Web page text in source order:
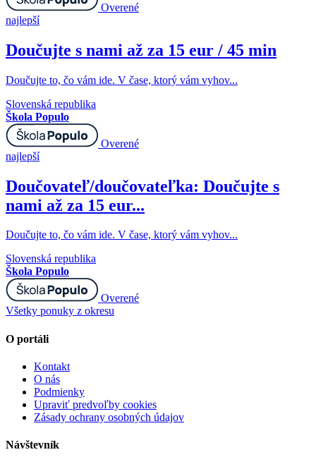
Overené
najlepší
Doučujte s nami až za 15 eur / 45 min
Doučujte to, čo vám ide. V čase, ktorý vám vyhov...
Slovenská republika
Škola Populo
Overené
najlepší
Doučovateľ/doučovateľka: Doučujte s
nami až za 15 eur...
Doučujte to, čo vám ide. V čase, ktorý vám vyhov...
Slovenská republika
Škola Populo
Overené
Všetky ponuky z okresu
O portáli
Kontakt
O nás
Podmienky
Upraviť predvoľby cookies
Zásady ochrany osobných údajov
Návštevník